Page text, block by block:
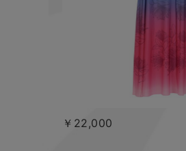
￥22,000